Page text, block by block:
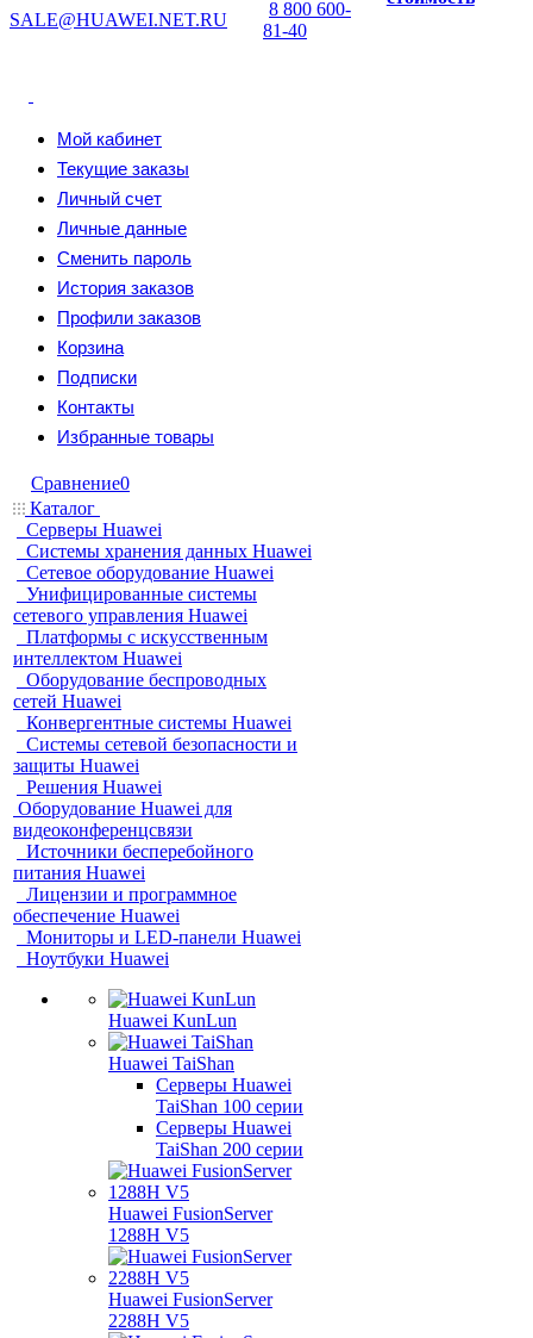
SALE@HUAWEI.NET.RU
8 800 600-
81-40
Мой кабинет
Текущие заказы
Личный счет
Личные данные
Сменить пароль
История заказов
Профили заказов
Корзина
Подписки
Контакты
Избранные товары
Сравнение0
Каталог
Серверы Huawei
Системы хранения данных Huawei
Сетевое оборудование Huawei
Унифицированные системы
сетевого управления Huawei
Платформы с искусственным
интеллектом Huawei
Оборудование беспроводных
сетей Huawei
Конвергентные системы Huawei
Системы сетевой безопасности и
защиты Huawei
Решения Huawei
Оборудование Huawei для
видеоконференцсвязи
Источники бесперебойного
питания Huawei
Лицензии и программное
обеспечение Huawei
Мониторы и LED-панели Huawei
Ноутбуки Huawei
Huawei KunLun
Huawei TaiShan
Серверы Huawei
TaiShan 100 серии
Серверы Huawei
TaiShan 200 серии
Huawei FusionServer
1288H V5
Huawei FusionServer
2288H V5